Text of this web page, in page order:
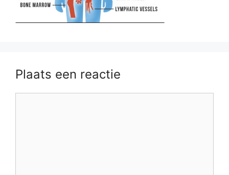
Plaats een reactie